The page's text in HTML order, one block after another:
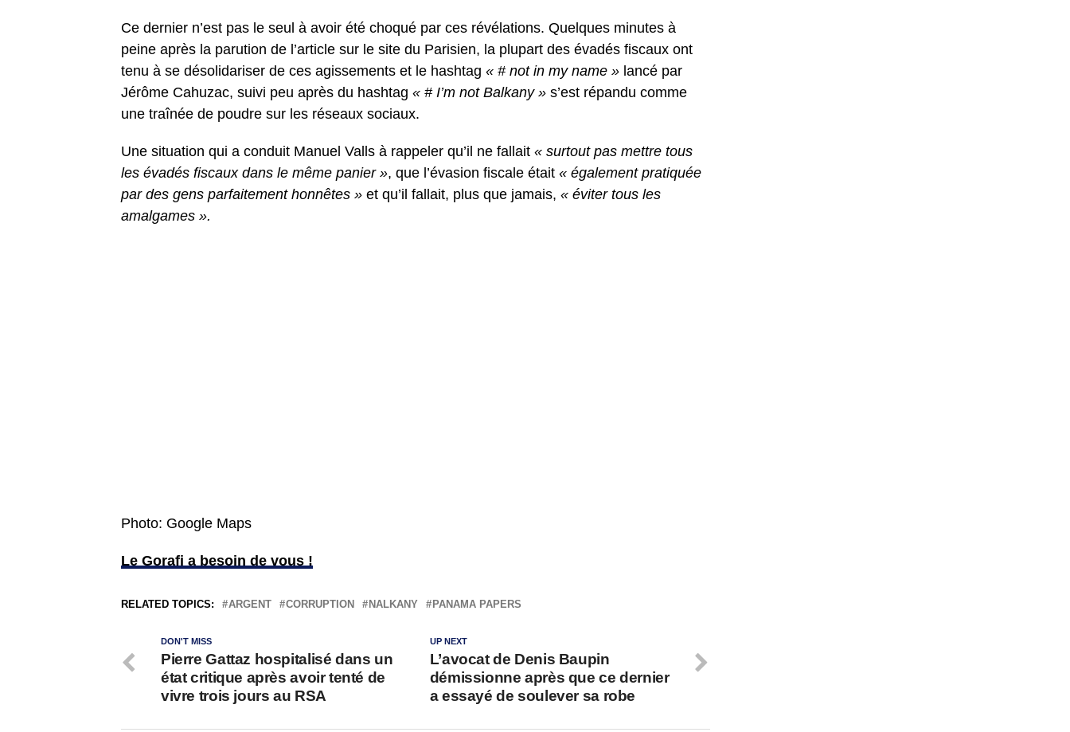
Ce dernier n’est pas le seul à avoir été choqué par ces révélations. Quelques minutes à
peine après la parution de l’article sur le site du Parisien, la plupart des évadés fiscaux ont
tenu à se désolidariser de ces agissements et le hashtag « # not in my name » lancé par
Jérôme Cahuzac, suivi peu après du hashtag « # I’m not Balkany » s’est répandu comme
une traînée de poudre sur les réseaux sociaux.
Une situation qui a conduit Manuel Valls à rappeler qu’il ne fallait « surtout pas mettre tous
les évadés fiscaux dans le même panier », que l’évasion fiscale était « également pratiquée
par des gens parfaitement honnêtes » et qu’il fallait, plus que jamais, « éviter tous les
amalgames ».
Photo: Google Maps
Le Gorafi a besoin de vous !
RELATED TOPICS: ARGENT CORRUPTION NALKANY PANAMA PAPERS
UP NEXT
L’avocat de Denis Baupin
démissionne après que ce dernier
a essayé de soulever sa robe
DON'T MISS
Pierre Gattaz hospitalisé dans un
état critique après avoir tenté de
vivre trois jours au RSA